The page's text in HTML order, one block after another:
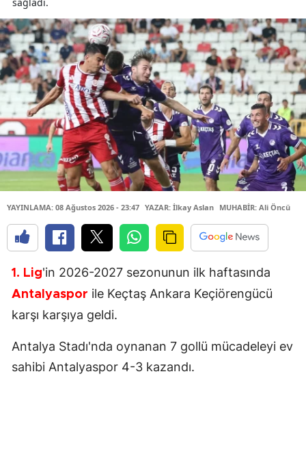
YAYINLAMA: 08 Ağustos 2026 - 23:47 YAZAR: İlkay Aslan MUHABİR: Ali Öncü
1. Lig'in 2026-2027 sezonunun ilk haftasında
Antalyaspor ile Keçtaş Ankara Keçiörengücü
karşı karşıya geldi.
Antalya Stadı'nda oynanan 7 gollü mücadeleyi ev
sahibi Antalyaspor 4-3 kazandı.